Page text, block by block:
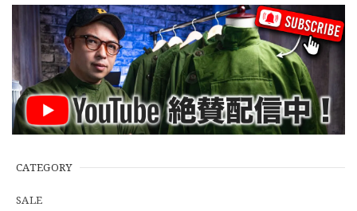
CATEGORY
SALE
【Additive and Line】Wallet Chain Nickel Silver WCH-005 新品 ウォレットチェーン 小判型 ニッケルシルバー 約40cm
2026/06/27